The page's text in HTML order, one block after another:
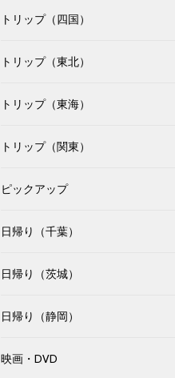
トリップ（四国）
トリップ（東北）
トリップ（東海）
トリップ（関東）
ピックアップ
日帰り（千葉）
日帰り（茨城）
日帰り（静岡）
映画・DVD